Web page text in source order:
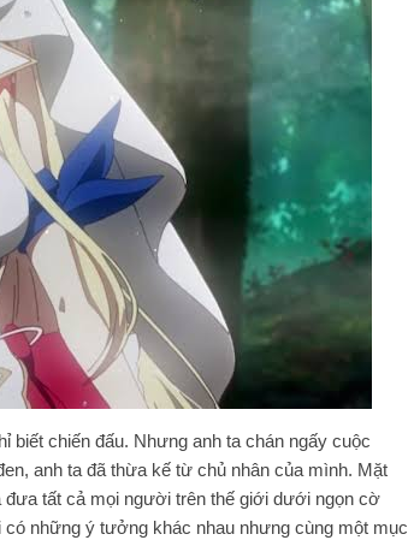
biết chiến đấu. Nhưng anh ta chán ngấy cuộc
anh ta đã thừa kế từ chủ nhân của mình. Mặt
đưa tất cả mọi người trên thế giới dưới ngọn cờ
những ý tưởng khác nhau nhưng cùng một mục